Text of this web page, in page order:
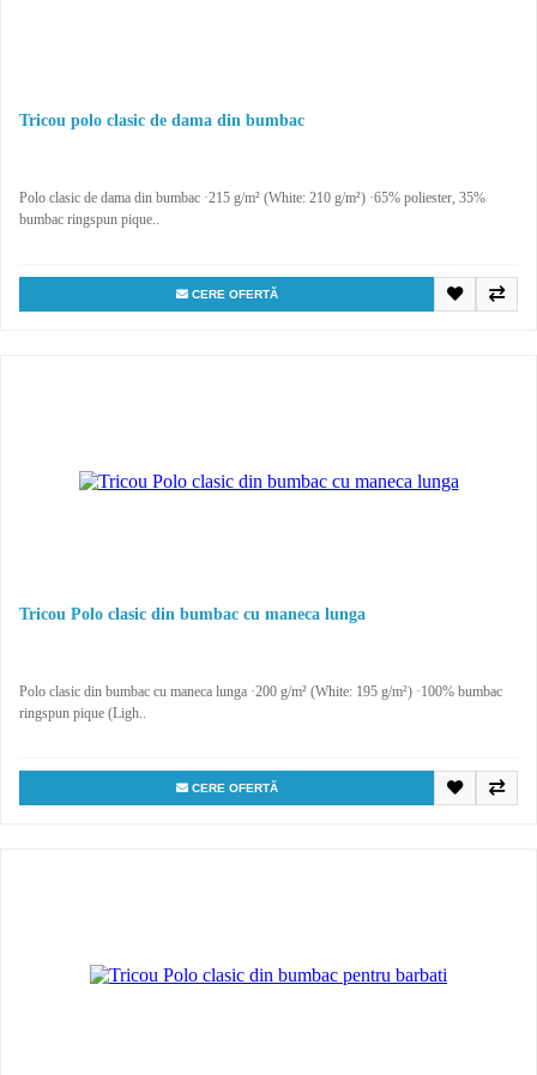
Tricou polo clasic de dama din bumbac
Polo clasic de dama din bumbac ·215 g/m² (White: 210 g/m²) ·65% poliester, 35%
bumbac ringspun pique..
CERE OFERTĂ
Tricou Polo clasic din bumbac cu maneca lunga
Polo clasic din bumbac cu maneca lunga ·200 g/m² (White: 195 g/m²) ·100% bumbac
ringspun pique (Ligh..
CERE OFERTĂ